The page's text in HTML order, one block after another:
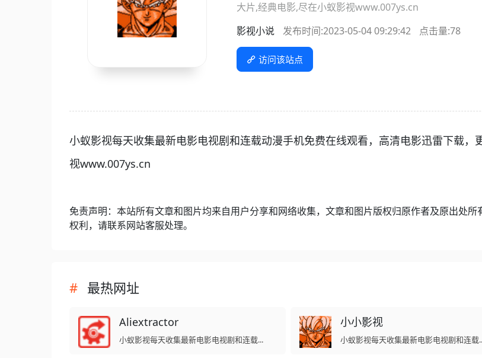
大片,经典电影,尽在小蚁影视www.007ys.cn
影视小说
发布时间:2023-05-04 09:29:42 点击量:78
访问该站点
小蚁影视每天收集最新电影电视剧和连载动漫手机免费在线观看，高清电影迅雷下载
视www.007ys.cn
免责声明：本站所有文章和图片均来自用户分享和网络收集，文章和图片版权归原作者及原出处
权利，请联系网站客服处理。
最热网址
Aliextractor
小蚁影视每天收集最新电影电视剧和连载...
小小影视
小蚁影视每天收集最新电影电视剧和连载